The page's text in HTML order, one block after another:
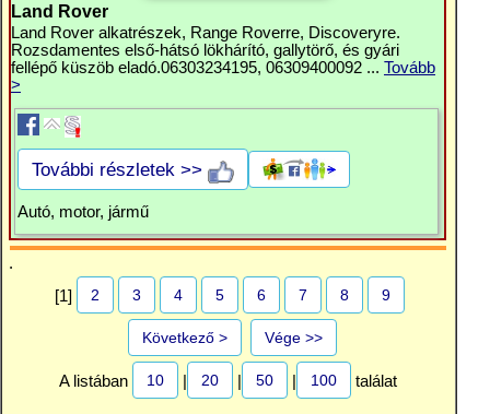
Land Rover
Land Rover alkatrészek, Range Roverre, Discoveryre.
Rozsdamentes első-hátsó lökhárító, gallytörő, és gyári
fellépő küszöb eladó.06303234195, 06309400092 ... Tovább
>
További részletek >>
Autó, motor, jármű
.
[1]
2 3 4 5 6 7 8 9
Következő > Vége >>
A listában 10 20 50 100 találat